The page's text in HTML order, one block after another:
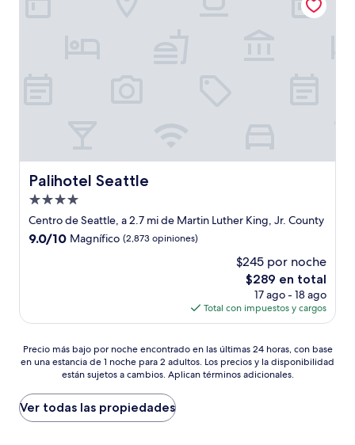
Palihotel Seattle
Palihotel Seattle
Propiedad
de
4.0
Centro de Seattle, a 2.7 mi de Martin Luther King, Jr. County
9.0
9.0/10 Magnífico (2,873 opiniones)
$245 por noche
El
precio
actual
es
$289
$289 en total
17 ago - 18 ago
Total con impuestos y cargos
Precio
más
por
noche
encontrado
Precio más bajo por noche encontrado en las últimas 24 horas, con base
en una estancia de 1 noche para 2 adultos. Los precios y la disponibilidad
están sujetos a cambios. Aplican términos adicionales.
Ver todas las propiedades